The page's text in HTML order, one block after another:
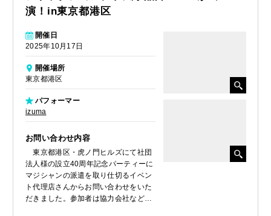
演！in東京都港区
開催日
2025年10月17日
開催場所
東京都港区
パフォーマー
izuma
お問い合わせ内容
東京都港区・虎ノ門ヒルズにて社団
法人様の設立40周年記念パーティーに
マジシャンの派遣を取り仕切るイベン
ト代理店さんからお問い合わせをいた
だきました。参加者は協力会社など全